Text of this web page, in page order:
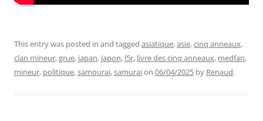
This entry was posted in and tagged asiatique,asie,cinq anneaux,
clan mineur,grue, japan, japon, l5r, livre des cinq anneaux, medfan,
mineur, politique,samourai,samuraion 06/04/2025 by Renaud.